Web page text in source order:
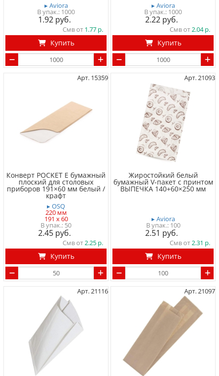
▸ Aviora
1000
1.92
Смв от 1.77
Купить
▸ Aviora
1000
2.22
Смв от2.04
Купить
Арт. 15359
Конверт POCKET E бумажный
плоский для столовых
приборов 191×60 мм белый /
крафт
▸ OSQ
220 мм
191 x 60
50
2.45
Смв от2.25
Купить
Арт. 21093
Жиростойкий белый
бумажный V-пакет с принтом
ВЫПЕЧКА 140+60×250 мм
▸ Aviora
100
2.51
Смв от2.31
Купить
Арт. 21116 Арт. 21097